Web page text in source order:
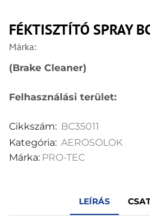
FÉKTISZTÍTÓ SPRAY
Márka:
(Brake Cleaner)
Felhasználási terület:
Cikkszám: BC35011
Kategória: AEROSOLOK
Márka: PRO-TEC
LEÍRÁS